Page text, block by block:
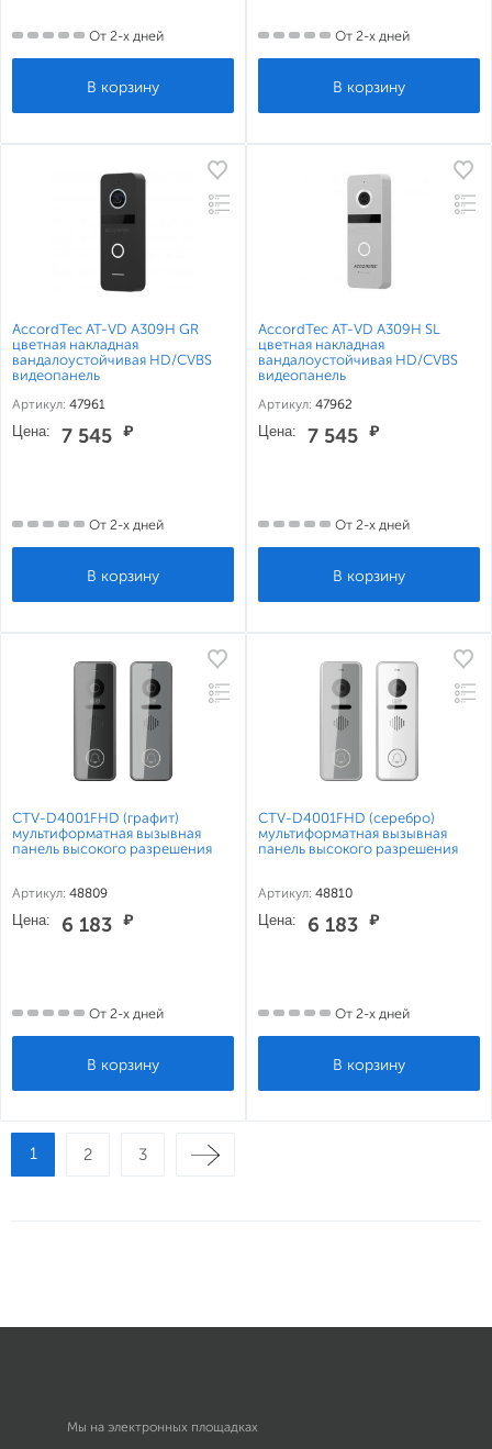
От 2-х дней От 2-х дней
AccordTec AT-VD A309H GR
цветная накладная
вандалоустойчивая HD/CVBS
видеопанель
Артикул: 47961
Цена: 7 545 ₽
От 2-х дней
AccordTec AT-VD A309H SL
цветная накладная
вандалоустойчивая HD/CVBS
видеопанель
Артикул: 47962
Цена: 7 545 ₽
От 2-х дней
CTV-D4001FHD (графит)
мультиформатная вызывная
панель высокого разрешения
Артикул: 48809
Цена: 6 183 ₽
От 2-х дней
CTV-D4001FHD (серебро)
мультиформатная вызывная
панель высокого разрешения
Артикул: 48810
Цена: 6 183 ₽
От 2-х дней
1 2 3
Мы на электронных площадках